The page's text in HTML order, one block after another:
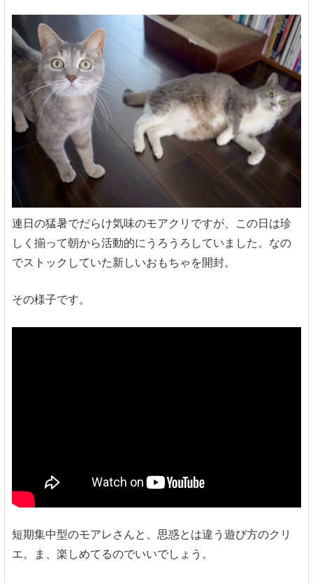
連日の猛暑でだらけ気味のモアクリですが、この日は珍
しく揃って朝から活動的にうろうろしていました。なの
でストックしていた新しいおもちゃを開封。
その様子です。
短期集中型のモアレさんと、思惑とは違う遊び方のクリ
エ。ま、楽しめてるのでいいでしょう。